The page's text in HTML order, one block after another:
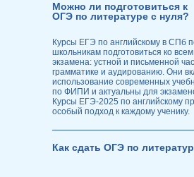
Можно ли подготовиться к
ОГЭ по литературе с нуля?
Курсы ЕГЭ по английскому в СПб
школьникам подготовиться ко
экзамена: устной и письменной
грамматике и аудированию. Они
использование современных
по ФИПИ и актуальны для
Курсы ЕГЭ-2025 по английскому
особый подход к каждому ученику.
Как сдать ОГЭ по